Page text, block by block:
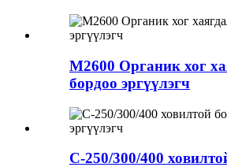
M2600 Органик хог
бордоо эргүүлэгч
C-250/300/400